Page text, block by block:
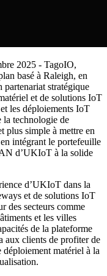
2025 - TagoIO,
basé à Raleigh, en
stratégique
et de solutions IoT
les déploiements IoT
la technologie de
plus simple à mettre en
intégrant le portefeuille
d’UKIoT à la solide
d’UKIoT dans la
et de solutions IoT
des secteurs comme
et les villes
de la plateforme
aux clients de profiter de
matériel à la